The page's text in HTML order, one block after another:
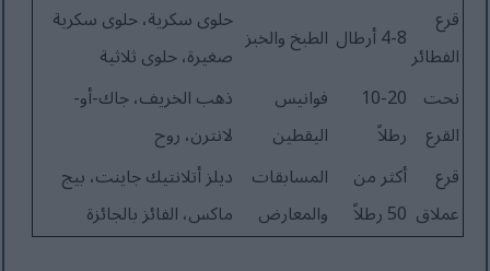
قرع
الفطائر4-8 أرطال الطبخ والخبز حلوى سكرية، حلوى سكرية
صغيرة، حلوى ثلاثية
نحت
القرع
10-20
رطلاً
فوانيس
اليقطين
ذهب الخريف، جاك-أو-
لانترن، روح
قرع
عملاق
أكثر من
50 رطلاً
المسابقات
والمعارض
ديلز أتلانتيك جاينت، بيج
ماكس، الفائز بالجائزة